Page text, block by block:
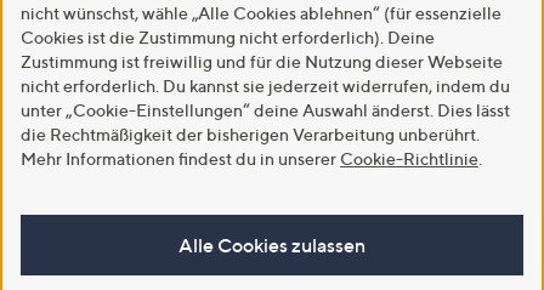
nicht wünschst, wähle „Alle Cookies ablehnen“ (für essenzielle
Cookies ist die Zustimmung nicht erforderlich). Deine
Zustimmung ist freiwillig und für die Nutzung dieser Webseite
nicht erforderlich. Du kannst sie jederzeit widerrufen, indem du
unter „Cookie-Einstellungen“ deine Auswahl änderst. Dies lässt
die Rechtmäßigkeit der bisherigen Verarbeitung unberührt.
Mehr Informationen findest du in unserer Cookie-Richtlinie
Alle Cookies zulassen